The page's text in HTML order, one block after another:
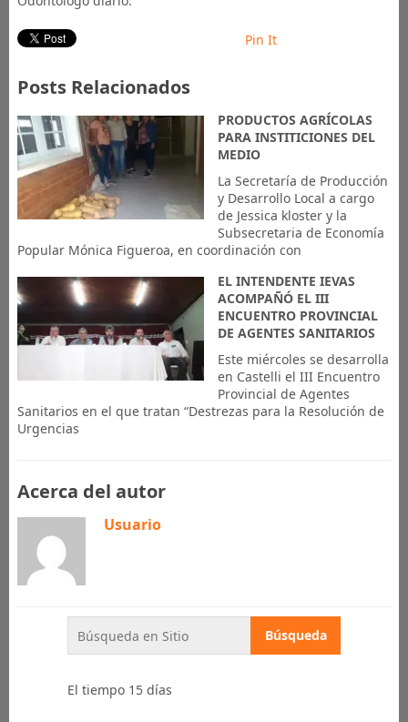
Pin It
Posts Relacionados
PRODUCTOS AGRÍCOLAS
PARA INSTITICIONES DEL
MEDIO
La Secretaría de Producción
y Desarrollo Local a cargo
de Jessica kloster y la
Subsecretaria de Economía
Popular Mónica Figueroa, en coordinación con
EL INTENDENTE IEVAS
ACOMPAÑÓ EL III
ENCUENTRO PROVINCIAL
DE AGENTES SANITARIOS
Este miércoles se desarrolla
en Castelli el III Encuentro
Provincial de Agentes
Sanitarios en el que tratan “Destrezas para la Resolución de
Urgencias
Acerca del autor
Usuario
El tiempo 15 días